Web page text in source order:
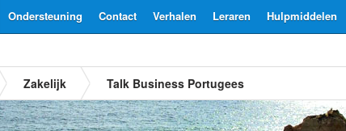
Hulpmiddelen
Leraren
Verhalen
Contact
Ondersteuning
Zakelijk Talk Business Portugees